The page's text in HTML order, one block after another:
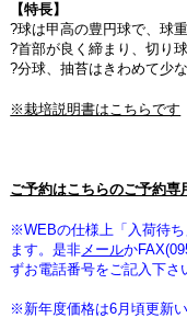
【特長】
?球は甲高の豊円球で、球
?首部が良く締まり、切り
?分球、抽苔はきわめて少
※栽培説明書はこちらです
ご予約はこちらのご予約専
※WEBの仕様上「入荷待
ます。是非 メールか
ずお電話番号をご記入下さ
※新年度価格は6月頃更新